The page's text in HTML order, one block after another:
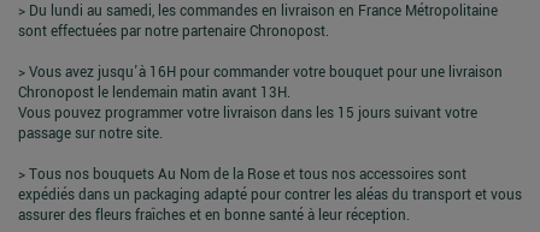
> Du lundi au samedi, les commandes en livraison en France Métropolitaine
sont effectuées par notre partenaire Chronopost.
> Vous avez jusqu'à 16H pour commander votre bouquet pour une livraison
Chronopost le lendemain matin avant 13H.
Vous pouvez programmer votre livraison dans les 15 jours suivant votre
passage sur notre site.
> Tous nos bouquets Au Nom de la Rose et tous nos accessoires sont
expédiés dans un packaging adapté pour contrer les aléas du transport et vous
assurer des fleurs fraîches et en bonne santé à leur réception.